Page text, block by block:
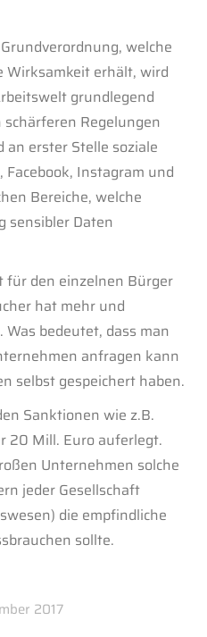
welche
Wirksamkeit erhält, wird
grundlegend
Regelungen
erster Stelle soziale
Instagram und
Bereiche, welche
sensibler Daten
für den einzelnen Bürger
hat mehr und
bedeutet, dass man
anfragen kann
selbst gespeichert haben.
Sanktionen wie z.B.
20 Mill. Euro auferlegt.
Unternehmen solche
jeder Gesellschaft
die empfindliche
sollte.
2017